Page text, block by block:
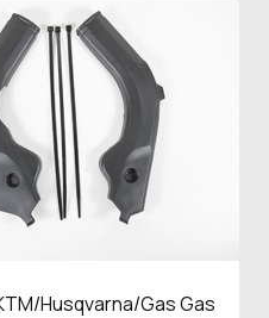
Husqvarna/Gas Gas